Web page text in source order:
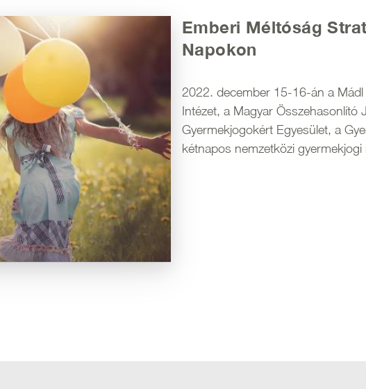
Emberi Méltóság
Napokon
2022. december 15-16-án a
Intézet, a Magyar Összehasonlító
Gyermekjogokért Egyesület, a
kétnapos nemzetközi